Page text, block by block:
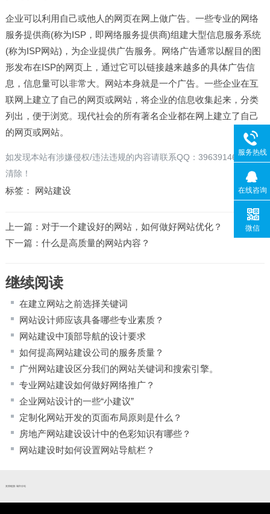
企业可以利用自己或他人的网页在网上做广告。一些专业的网络
服务提供商(称为ISP，即网络服务提供商)组建大型信息服务系统
(称为ISP网站)，为企业提供广告服务。网络广告通常以醒目的图
形发布在ISP的网页上，通过它可以链接越来越多的具体广告信
息，信息量可以非常大。网站本身就是一个广告。一些企业在互
联网上建立了自己的网页或网站，将企业的信息收集起来，分类
列出，便于浏览。现代社会的所有著名企业都在网上建立了自己
的网页或网站。
如发现本站有涉嫌侵权/违法违规的内容请联系QQ：396391463 立即
清除！
标签： 网站建设
上一篇： 对于一个建设好的网站，如何做好网站优化？
下一篇： 什么是高质量的网站内容？
继续阅读
在建立网站之前选择关键词
网站设计师应该具备哪些专业素质？
网站建设中顶部导航的设计要求
如何提高网站建设公司的服务质量？
广州网站建设区分我们的网站关键词和搜索引擎。
专业网站建设如何做好网络推广？
企业网站设计的一些“小建议”
定制化网站开发的页面布局原则是什么？
房地产网站建设设计中的色彩知识有哪些？
网站建设时如何设置网站导航栏？
友情链接: 城市分站
服务热线
在线咨询
微信